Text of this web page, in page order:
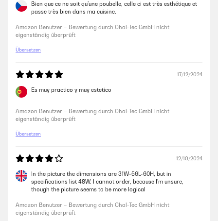
Bien que ce ne soit qu’une poubelle, celle ci est très esthétique et
passe très bien dans ma cuisine.
Amazon Benutzer – Bewertung durch Chal-Tec GmbH nicht
eigenständig überprüft
Übersetzen
17/12/2024
Es muy practico y muy estetico
Amazon Benutzer – Bewertung durch Chal-Tec GmbH nicht
eigenständig überprüft
Übersetzen
12/10/2024
In the picture the dimensions are 31W-56L-60H, but in
specifications list 48W. I cannot order, because I’m unsure,
though the picture seems to be more logical
Amazon Benutzer – Bewertung durch Chal-Tec GmbH nicht
eigenständig überprüft